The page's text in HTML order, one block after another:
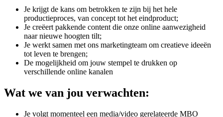
Je krijgt de kans om betrokken te zijn bij het hele
productieproces, van concept tot het eindproduct;
Je creëert pakkende content die onze online aanwezigheid
naar nieuwe hoogten tilt;
Je werkt samen met ons marketingteam om creatieve ideeën
tot leven te brengen;
De mogelijkheid om jouw stempel te drukken op
verschillende online kanalen
Wat we van jou verwachten:
Je volgt momenteel een media/video gerelateerde MBO